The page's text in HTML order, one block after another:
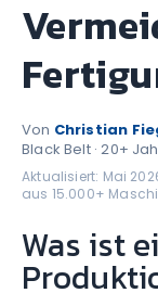
Von Christian
Black Belt · 20+
Aktualisiert: Mai
aus 15.000+
Was ist